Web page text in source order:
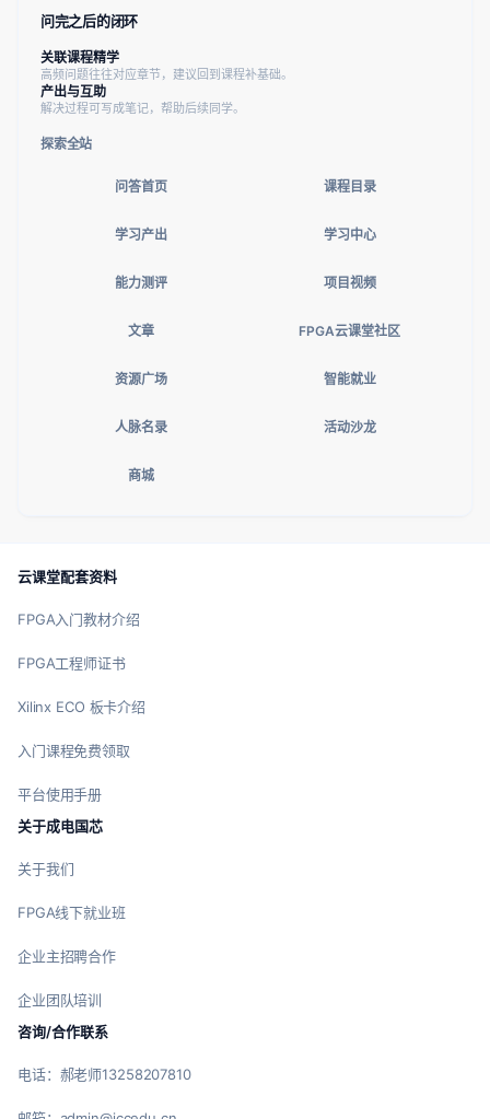
问完之后的闭环
关联课程精学
高频问题往往对应章节，建议回到课程补基础。
产出与互助
解决过程可写成笔记，帮助后续同学。
探索全站
问答首页 课程目录
学习产出 学习中心
能力测评 项目视频
文章 FPGA云课堂社区
资源广场 智能就业
人脉名录 活动沙龙
商城
云课堂配套资料
FPGA入门教材介绍
FPGA工程师证书
Xilinx ECO 板卡介绍
入门课程免费领取
平台使用手册
关于成电国芯
关于我们
FPGA线下就业班
企业主招聘合作
企业团队培训
咨询/合作联系
电话：郝老师13258207810